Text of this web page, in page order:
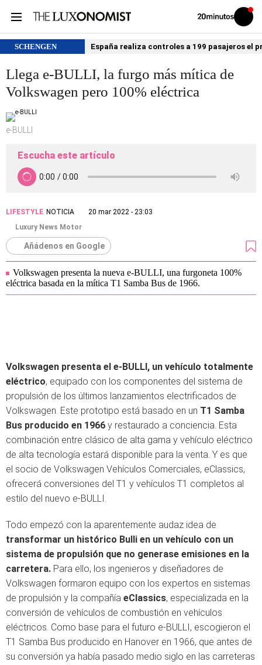
Volver
Iniciar
sesión
SCHENGEN España realiza controles a 199 pasajeros el
Llega e-BULLI, la furgo más mítica de
Volkswagen pero 100% eléctrica
e-BULLI
Escucha este artículo
LIFESTYLE NOTICIA
20 mar 2022 - 23:03
Luxury News Motor
Añádenos en Google
Volkswagen presenta la nueva e-BULLI, una furgoneta 100%
eléctrica basada en la mítica T1 Samba Bus de 1966.
Volkswagen presenta el e-BULLI, un vehículo totalmente
eléctrico, equipado con los componentes del sistema de
propulsión de los últimos lanzamientos electrificados de
Volkswagen. Este prototipo está basado en un T1 Samba
Bus producido en 1966 y restaurado a conciencia. Esta
combinación entre clásico de alta gama y vehículo eléctrico
de alta tecnología estará disponible para la venta. Y es que
el socio de Volkswagen Vehículos Comerciales, eClassics,
ofrecerá conversiones del T1 y vehículos T1 completos al
estilo del nuevo e-BULLI.
Todo empezó con la aparentemente audaz idea de
transformar un histórico Bulli en un vehículo con un
sistema de propulsión que no generase emisiones en la
carretera. Para ello, los ingenieros y diseñadores de
Volkswagen formaron equipo con los expertos en sistemas
de propulsión y la compañía eClassics, especializada en la
conversión de vehículos de combustión en vehículos
eléctricos. Como base para el futuro e-BULLI, escogieron el
T1 Samba Bus producido en Hanover en 1966, que antes de
su conversión ya había pasado medio siglo en las carreteras